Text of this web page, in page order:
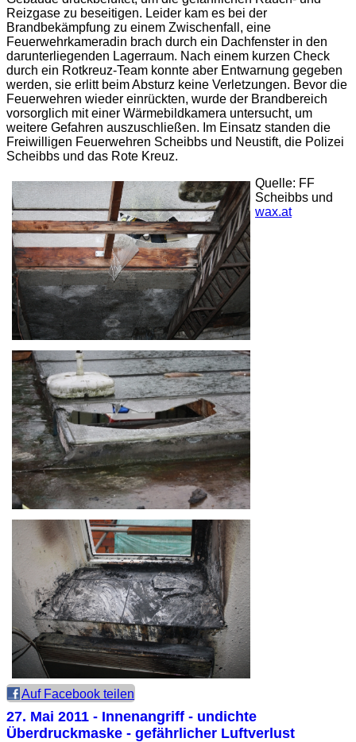
Reizgase zu beseitigen. Leider kam es bei der
Brandbekämpfung zu einem Zwischenfall, eine
Feuerwehrkameradin brach durch ein Dachfenster in den
darunterliegenden Lagerraum. Nach einem kurzen Check
durch ein Rotkreuz-Team konnte aber Entwarnung gegeben
werden, sie erlitt beim Absturz keine Verletzungen. Bevor die
Feuerwehren wieder einrückten, wurde der Brandbereich
vorsorglich mit einer Wärmebildkamera untersucht, um
weitere Gefahren auszuschließen. Im Einsatz standen die
Freiwilligen Feuerwehren Scheibbs und Neustift, die Polizei
Scheibbs und das Rote Kreuz.
Quelle: FF
Scheibbs und
wax.at
Auf Facebook teilen
27. Mai 2011 - Innenangriff - undichte
Überdruckmaske - gefährlicher Luftverlust